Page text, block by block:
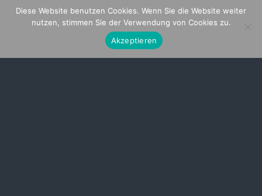
Diese Website benutzen Cookies. Wenn Sie die Website weiter
nutzen, stimmen Sie der Verwendung von Cookies zu.
Akzeptieren